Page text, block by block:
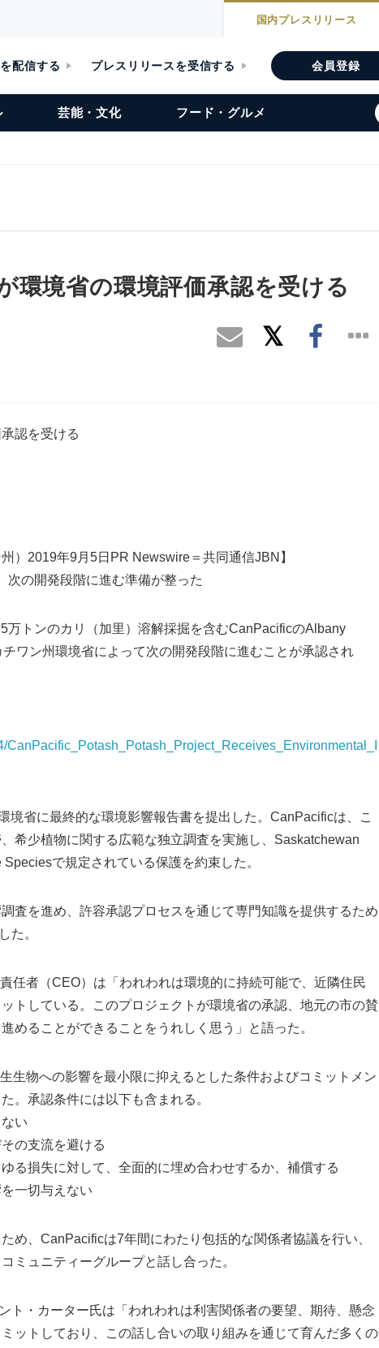
国内プレスリリース
配信する プレスリリースを受信する 会員登録
芸能・文化 フード・グルメ
環境省の環境評価承認を受ける
認を受ける
）2019年9月5日PR Newswire＝共同通信JBN】
次の開発段階に進む準備が整った
トンのカリ（加里）溶解採掘を含むCanPacificのAlbany
ワン州環境省によって次の開発段階に進むことが承認され
境省に最終的な環境影響報告書を提出した。CanPacificは、こ
希少植物に関する広範な独立調査を実施し、Saskatchewan
で規定されている保護を約束した。
査を進め、許容承認プロセスを通じて専門知識を提供するため
た。
任者（CEO）は「われわれは環境的に持続可能で、近隣住民
トしている。このプロジェクトが環境省の承認、地元の市の賛
めることができることをうれしく思う」と語った。
生物への影響を最小限に抑えるとした条件およびコミットメン
。承認条件には以下も含まれる。
い
の支流を避ける
る損失に対して、全面的に埋め合わせするか、補償する
一切与えない
め、CanPacificは7年間にわたり包括的な関係者協議を行い、
ミュニティーグループと話し合った。
ト・カーター氏は「われわれは利害関係者の要望、期待、懸念
ットしており、この話し合いの取り組みを通じて育んだ多くの